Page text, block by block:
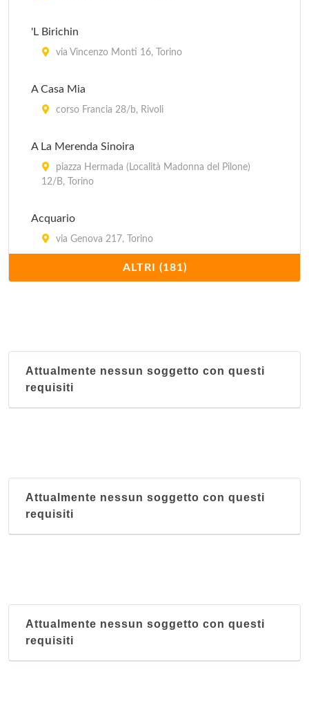
'L Birichin
via Vincenzo Monti 16, Torino
A Casa Mia
corso Francia 28/b, Rivoli
A La Merenda Sinoira
piazza Hermada (Località Madonna del Pilone)
12/B, Torino
Acquario
via Genova 217, Torino
corso Casale 10, Torino
Al Cacimperio
via Alfonso Lamarmora 17/C, Torino
ALTRI (181)
Attualmente nessun soggetto con questi
requisiti
Attualmente nessun soggetto con questi
requisiti
Attualmente nessun soggetto con questi
requisiti